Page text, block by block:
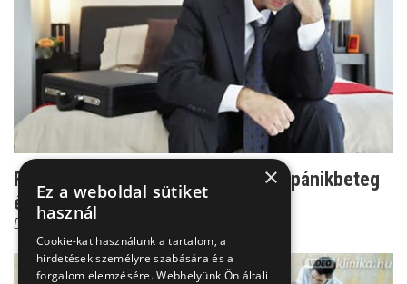
Felzaklató tünetek - így romlik le a pánikbeteg
életminősége
Dr. Ormay István
×
Ez a weboldal sütiket
használ
Cookie-kat használunk a tartalom, a
hirdetések személyre szabására és a
forgalom elemzésére. Webhelyünk Ön általi